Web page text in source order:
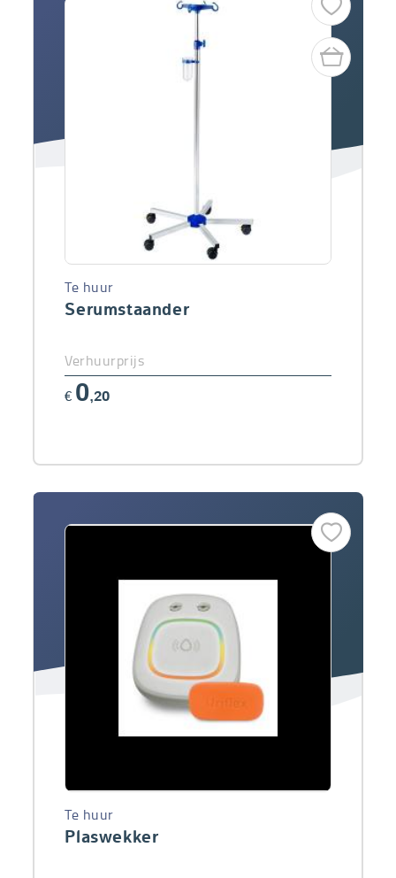
Serumstaander
Te huur
Verhuurprijs
€ 0,20
Plaswekker
Te huur